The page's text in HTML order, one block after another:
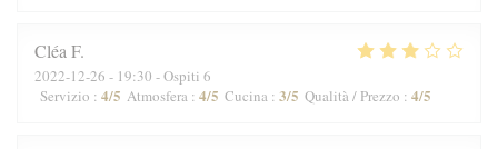
CléaF
2022-12-26 - 19:30 - Ospiti 6
Servizio : 4/5 Atmosfera : 4/5 Cucina : 3/5 Qualità / Prezzo : 4/5